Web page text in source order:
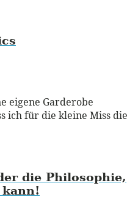
eigene Garderobe
ich für die kleine Miss die
die Philosophie,
kann!